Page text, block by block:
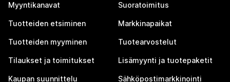
Myyntikanavat
Tuotteiden etsiminen
Tuotteiden myyminen
Tilaukset ja toimitukset
Kaupan suunnittelu
Suoratoimitus
Markkinapaikat
Tuotearvostelut
Lisämyynti ja tuotepaketit
Sähköpostimarkkinointi